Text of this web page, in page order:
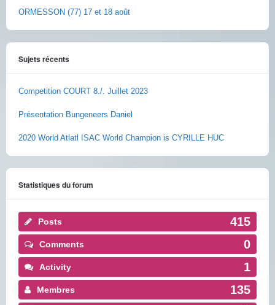
ORMESSON (77) 17 et 18 août
Sujets récents
Competition COURT 8./. Juillet 2023
Présentation Bungeneers Daniel
2020 World Atlatl ISAC World Champion is CYRILLE HUC
Statistiques du forum
Posts 415
Comments 0
Activity 1
Membres 135